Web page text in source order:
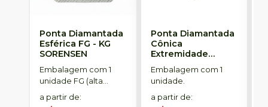
Ponta Diamantada
Esférica FG - KG
SORENSEN
Embalagem com 1
unidade FG (alta
rotação).
a partir de:
Ponta Diamantada
Cônica
Extremidade
Arredondada FG
KG SORENSEN
Embalagem com 1
unidade.
a partir de: